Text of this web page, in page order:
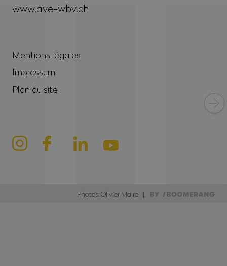
www.ave-wbv.ch
Mentions légales
Impressum
Plan du site
Photos: Olivier Maire |